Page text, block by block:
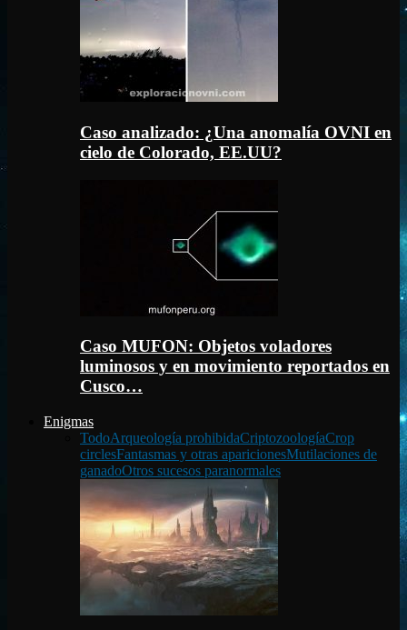
Caso analizado: ¿Una anomalía OVNI en
cielo de Colorado, EE.UU?
Caso MUFON: Objetos voladores
luminosos y en movimiento reportados en
Cusco…
Enigmas
TodoArqueología prohibidaCriptozoologíaCrop
circlesFantasmas y otras aparicionesMutilaciones de
ganadoOtros sucesos paranormales